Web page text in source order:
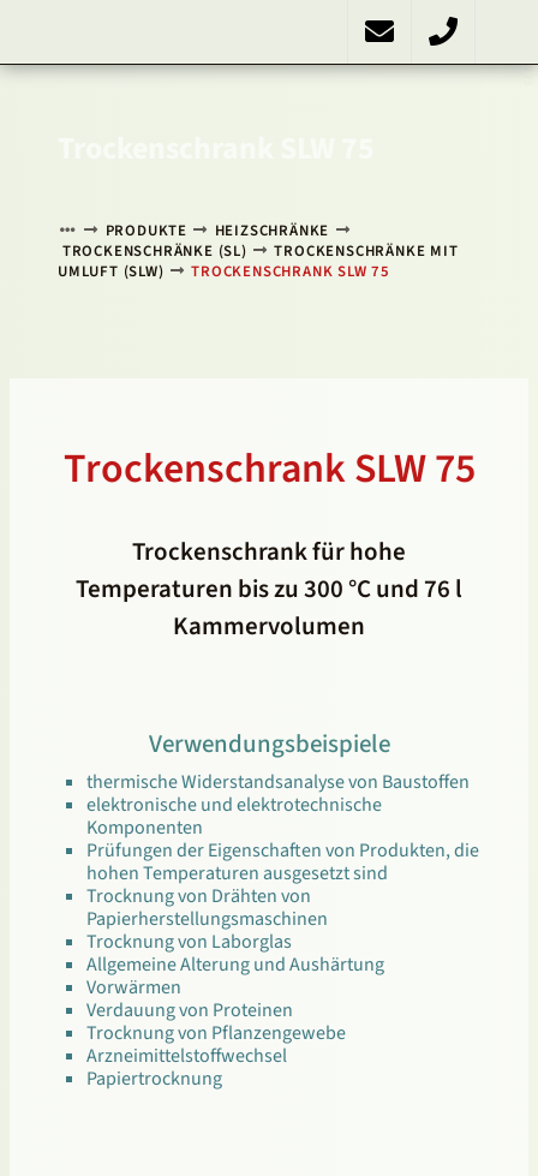
SLW 75
PRODUKTE
HEIZSCHRÄNKE
TROCKENSCHRÄNKE (SL)
TROCKENSCHRÄNKE MIT
UMLUFT (SLW)
TROCKENSCHRANK SLW 75
Trockenschrank SLW 75
Trockenschrank für hohe
Temperaturen bis zu 300 °C und 76 l
Kammervolumen
Verwendungsbeispiele
thermische Widerstandsanalyse von Baustoffen
elektronische und elektrotechnische
Komponenten
Prüfungen der Eigenschaften von Produkten, die
hohen Temperaturen ausgesetzt sind
Trocknung von Drähten von
Papierherstellungsmaschinen
Trocknung von Laborglas
Allgemeine Alterung und Aushärtung
Vorwärmen
Verdauung von Proteinen
Trocknung von Pflanzengewebe
Arzneimittelstoffwechsel
Papiertrocknung
PRODUKTE
Kühlschränke
Kühlinkubatoren
Heizschränke
Klimaschränke
Sonstiges
ÜBER UNS
KONTAKT
NACH OBEN